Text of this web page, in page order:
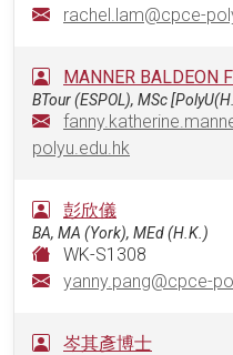
rachel.lam@cpce-
MANNER BALDEON
BTour (ESPOL), MSc
polyu.edu.hk
彭欣儀
BA, MA (York), MEd (H.K.)
WK-S1308
yanny.pang@cpce-
岑其彥博士